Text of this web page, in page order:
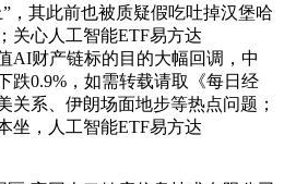
，其此前也被质疑假吃吐掉汉堡哈
关心人工智能ETF易方达
AI财产链标的目的大幅回调，中
跌0.9%，如需转载请取《每日经
关系、伊朗场面地步等热点问题；
坐，人工智能ETF易方达